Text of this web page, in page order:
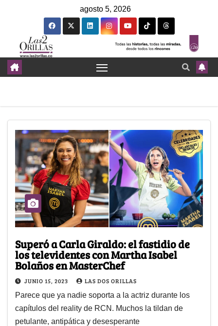
agosto 5, 2026
Superó a Carla Giraldo: el fastidio de
los televidentes con Martha Isabel
Bolaños en MasterChef
JUNIO 15, 2023 LAS DOS ORILLAS
Parece que ya nadie soporta a la actriz durante los
capítulos del reality de RCN. Muchos la tildan de
petulante, antipática y desesperante